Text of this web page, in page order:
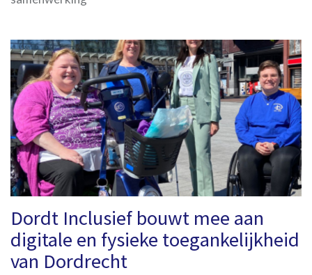
Dordt Inclusief bouwt mee aan
digitale en fysieke toegankelijkheid
van Dordrecht